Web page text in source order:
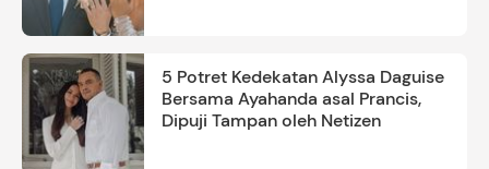
5 Potret Kedekatan Alyssa Daguise
Bersama Ayahanda asal Prancis,
Dipuji Tampan oleh Netizen